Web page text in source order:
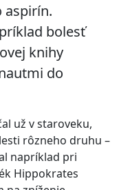
aspirín.
bolesť
knihy
do
už v staroveku,
rôzneho druhu –
napríklad pri
Hippokrates